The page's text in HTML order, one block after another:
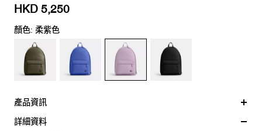
HKD 5,250
顏色: 柔紫色
產品資訊
詳細資料